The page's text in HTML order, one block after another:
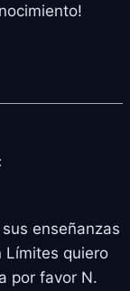
enseñanzas
Límites quiero
por favor N.